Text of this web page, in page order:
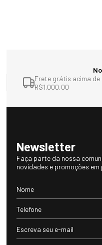
Frete grátis acima de
R$1.000,00
Newsletter
Faça parte da nossa
novidades e promoções